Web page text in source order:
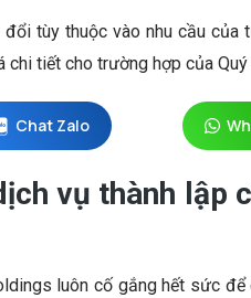
tùy thuộc vào nhu cầu của
tiết cho trường hợp của Quý
Chat Zalo
vụ thành lập
luôn cố gắng hết sức